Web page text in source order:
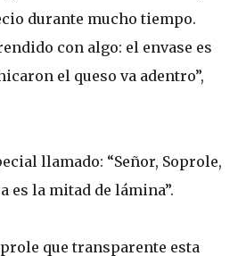
durante mucho tiempo.
con algo: el envase es
el queso va adentro”,
llamado: “Señor, Soprole,
es la mitad de lámina”.
que transparente esta